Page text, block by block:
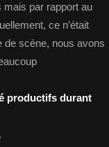
mais par rapport au
ce n’était
de scène, nous avons
productifs durant